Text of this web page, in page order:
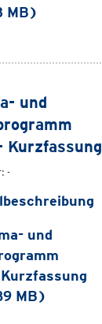
MB)
und
Kurzfassung
-
und
MB)